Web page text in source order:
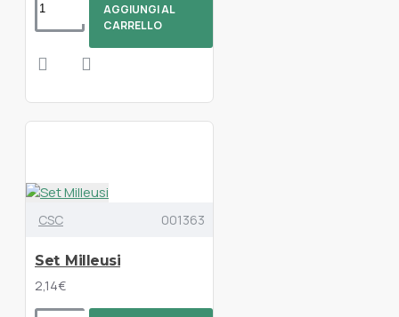
AGGIUNGI AL
CARRELLO
CSC 001363
Set Milleusi
2,14€